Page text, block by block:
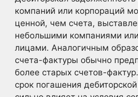
компаний или корпораций
ценной, чем счета,
небольшими компаниями
лицами. Аналогичным
счета-фактуры обычно
более старых счетов-
срок погашения